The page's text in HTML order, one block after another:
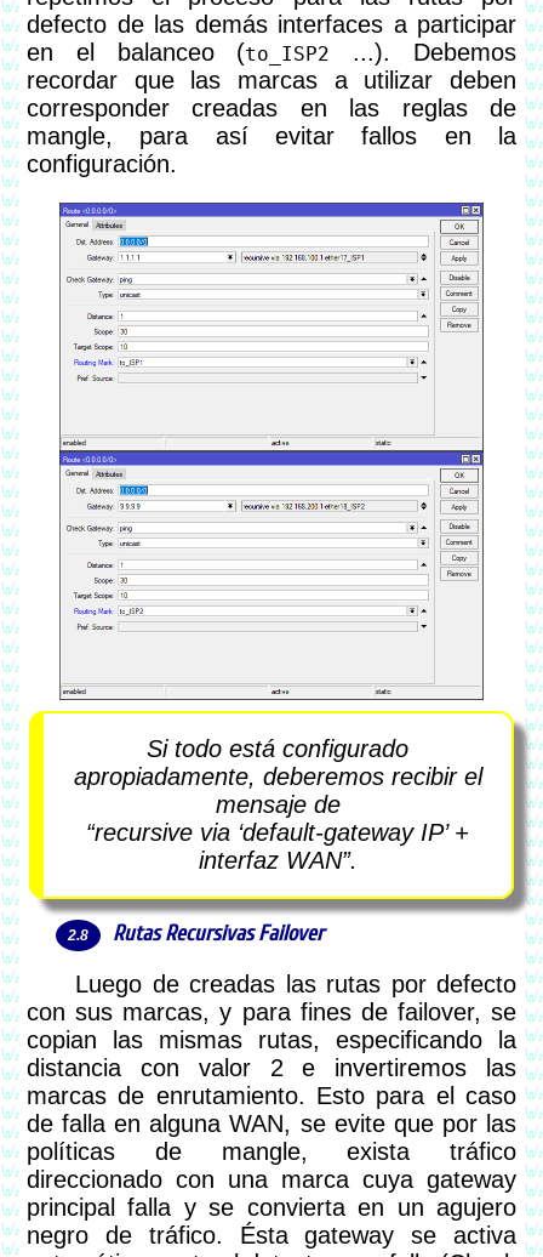
defecto de las demás interfaces a participar
en el balanceo (to_ISP2
...). Debemos
recordar que las marcas a utilizar deben
corresponder creadas en las reglas de
mangle, para así evitar fallos en la
configuración.
Si todo está configurado
apropiadamente, deberemos recibir el
mensaje de
“recursive via ‘default-gateway IP’ +
interfaz WAN”.
Rutas Recursivas Failover
Luego de creadas las rutas por defecto
con sus marcas, y para fines de failover, se
copian las mismas rutas, especificando la
distancia con valor 2 e invertiremos las
marcas de enrutamiento. Esto para el caso
de falla en alguna WAN, se evite que por las
políticas de mangle, exista tráfico
direccionado con una marca cuya gateway
principal falla y se convierta en un agujero
negro de tráfico. Ésta gateway se activa